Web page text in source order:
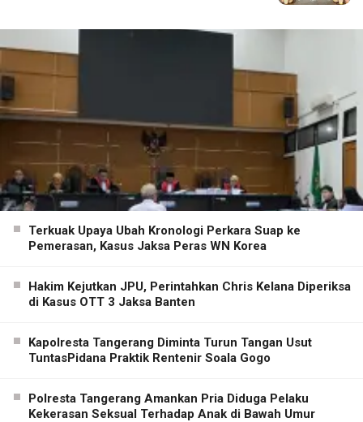
Terkuak Upaya Ubah Kronologi Perkara Suap ke
Pemerasan, Kasus Jaksa Peras WN Korea
Hakim Kejutkan JPU, Perintahkan Chris Kelana Diperiksa
di Kasus OTT 3 Jaksa Banten
Kapolresta Tangerang Diminta Turun Tangan Usut
TuntasPidana Praktik Rentenir Soala Gogo
Polresta Tangerang Amankan Pria Diduga Pelaku
Kekerasan Seksual Terhadap Anak di Bawah Umur